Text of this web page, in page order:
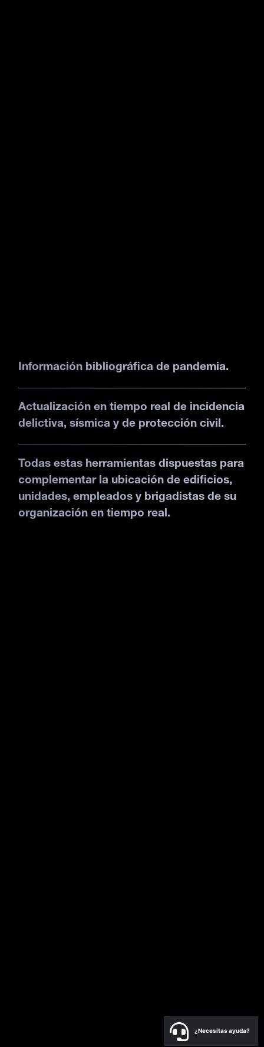
Información bibliográfica de pandemia.
Actualización en tiempo real de incidencia
delictiva, sísmica y de protección civil.
Todas estas herramientas dispuestas para
complementar la ubicación de edificios,
unidades, empleados y brigadistas de su
organización en tiempo real.
¿Necesitas ayuda?